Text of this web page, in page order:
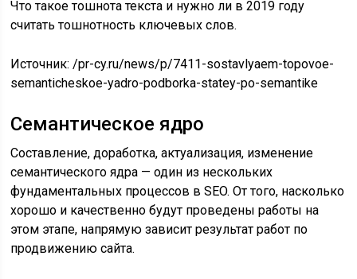
Что такое тошнота текста и нужно ли в 2019 году
считать тошнотность ключевых слов.
Источник:/pr-cy.ru/news/p/7411-sostavlyaem-topovoe-
semanticheskoe-yadro-podborka-statey-po-semantike
Семантическое ядро
Составление, доработка, актуализация, изменение
семантического ядра — один из нескольких
фундаментальных процессов в SEO. От того, насколько
хорошо и качественно будут проведены работы на
этом этапе, напрямую зависит результат работ по
продвижению сайта.